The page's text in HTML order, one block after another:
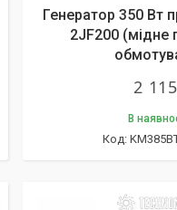
Генератор 350 Вт
2JF200 (мідне
2
В